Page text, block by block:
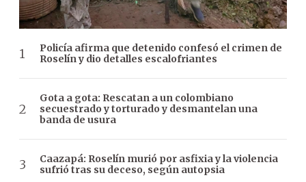
Policía afirma que detenido confesó el crimen de
Roselín y dio detalles escalofriantes
Gota a gota: Rescatan a un colombiano
secuestrado y torturado y desmantelan una
banda de usura
Caazapá: Roselín murió por asfixia y la violencia
sufrió tras su deceso, según autopsia